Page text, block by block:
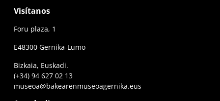
Visítanos
Foru plaza, 1
E48300 Gernika-Lumo
Bizkaia, Euskadi.
(+34) 94 627 02 13
museoa@bakearenmuseoagernika.eus